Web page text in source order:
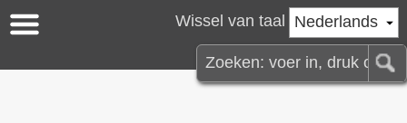
Nederlands
Wissel van taal